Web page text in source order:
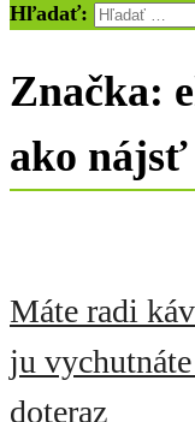
Hľadať:
Značka:
ako nájsť
Máte radi
ju
doteraz